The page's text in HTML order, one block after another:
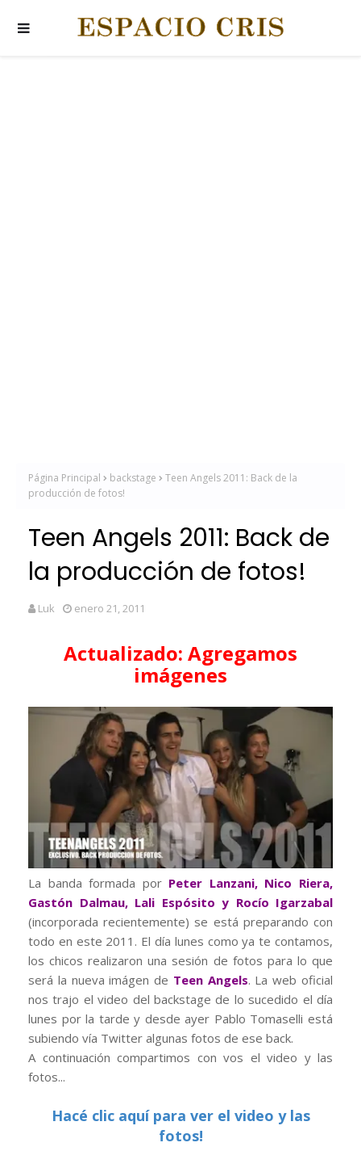
Página Principal backstage
Teen Angels 2011: Back de la
producción de fotos!
Teen Angels 2011: Back de
la producción de fotos!
Luk enero 21, 2011
Actualizado: Agregamos
imágenes
La banda formada por Peter Lanzani, Nico Riera,
Gastón Dalmau, Lali Espósito y Rocío Igarzabal
(incorporada recientemente) se está preparando con
todo en este 2011. El día lunes como ya te contamos,
los chicos realizaron una sesión de fotos para lo que
será la nueva imágen de Teen Angels. La web oficial
nos trajo el video del backstage de lo sucedido el día
lunes por la tarde y desde ayer Pablo Tomaselli está
subiendo vía Twitter algunas fotos de ese back.
A continuación compartimos con vos el video y las
fotos...
Hacé clic aquí para ver el video y las
fotos!